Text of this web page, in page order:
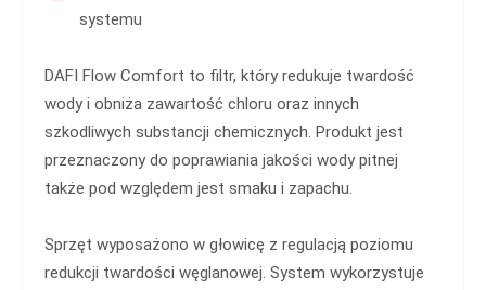
systemu
DAFI Flow Comfort to filtr, który redukuje twardość
wody i obniża zawartość chloru oraz innych
szkodliwych substancji chemicznych. Produkt jest
przeznaczony do poprawiania jakości wody pitnej
także pod względem jest smaku i zapachu.
Sprzęt wyposażono w głowicę z regulacją poziomu
redukcji twardości węglanowej. System wykorzystuje